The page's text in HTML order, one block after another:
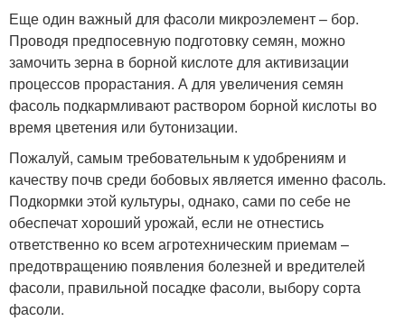
Еще один важный для фасоли микроэлемент – бор.
Проводя предпосевную подготовку семян, можно
замочить зерна в борной кислоте для активизации
процессов прорастания. А для увеличения семян
фасоль подкармливают раствором борной кислоты во
время цветения или бутонизации.
Пожалуй, самым требовательным к удобрениям и
качеству почв среди бобовых является именно фасоль.
Подкормки этой культуры, однако, сами по себе не
обеспечат хороший урожай, если не отнестись
ответственно ко всем агротехническим приемам –
предотвращению появления болезней и вредителей
фасоли, правильной посадке фасоли, выбору сорта
фасоли.